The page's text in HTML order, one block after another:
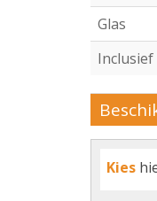
Glas
Inclusief
Kies